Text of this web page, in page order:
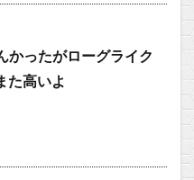
かったがローグライク
た高いよ